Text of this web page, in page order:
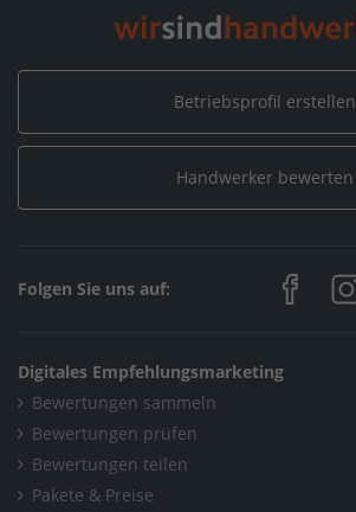
Betriebsprofil erstellen
Handwerker bewerten
Folgen Sie uns auf:
Digitales Empfehlungsmarketing
Bewertungen sammeln
Bewertungen prüfen
Bewertungen teilen
Pakete & Preise